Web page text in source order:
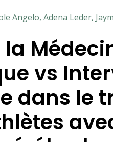
Angelo, Adena Leder,
la
vs
dans le